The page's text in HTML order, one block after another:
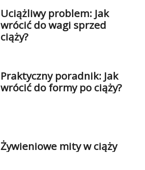
Uciążliwy problem: Jak
wrócić do wagi sprzed
ciąży?
Praktyczny poradnik: Jak
wrócić do formy po ciąży?
Żywieniowe mity w ciąży